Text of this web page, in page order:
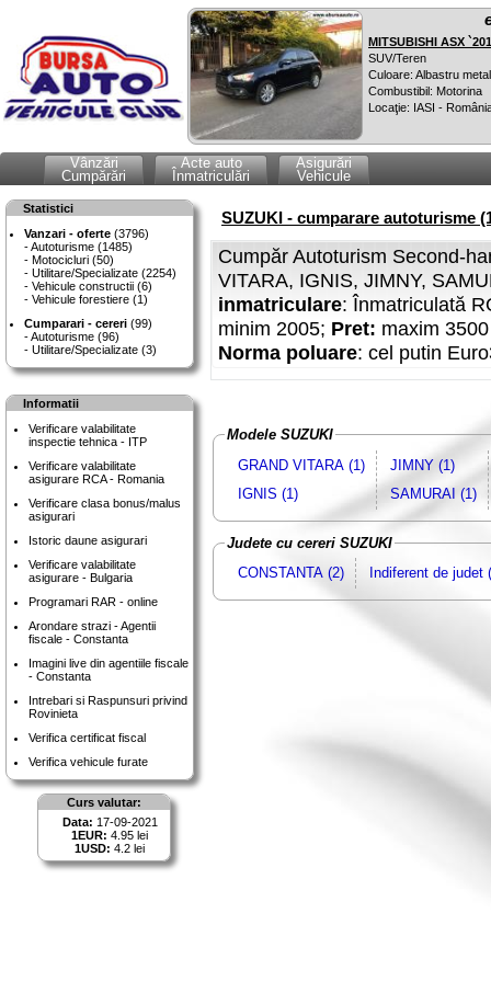
MITSUBISHI ASX
SUV/Teren
Culoare: Albastru
Combustibil: Motorina
Locaţie: IASI -
Vânzări
Cumpărări
Acte auto
Înmatriculări
Asigurări
Vehicule
Statistici
Vanzari - oferte (3796)
Autoturisme (1485)
Motocicluri (50)
Utilitare/Specializate (2254)
Vehicule constructii (6)
Vehicule forestiere (1)
Cumparari - cereri (99)
Autoturisme (96)
Utilitare/Specializate (3)
Informatii
Verificare valabilitate
inspectie tehnica - ITP
Verificare valabilitate
asigurare RCA - Romania
Verificare clasa bonus/malus
asigurari
Istoric daune asigurari
Verificare valabilitate
asigurare - Bulgaria
Programari RAR - online
Arondare strazi - Agentii
fiscale - Constanta
Imagini live din agentiile fiscale
- Constanta
Intrebari si Raspunsuri privind
Rovinieta
Verifica certificat fiscal
Verifica vehicule furate
Curs valutar:
Data: 17-09-2021
1EUR: 4.95 lei
1USD: 4.2 lei
SUZUKI - cumparare autoturisme
Cumpăr Autoturism Second-
VITARA, IGNIS, JIMNY,
inmatriculare: Înmatriculată
minim 2005; Pret: maxim
Norma poluare: cel putin
Modele SUZUKI
GRAND VITARA (1)
IGNIS (1)
JIMNY (1)
SAMURAI (1)
Judete cu cereri SUZUKI
CONSTANTA (2)
Indiferent de judet